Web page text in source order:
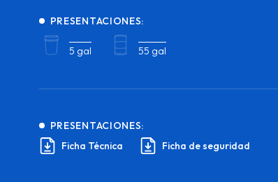
PRESENTACIONES:
5 gal 55 gal
PRESENTACIONES:
Ficha Técnica
Ficha de seguridad